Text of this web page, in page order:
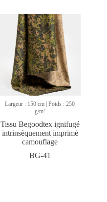
Largeur : 150 cm | Poids : 250
g/m²
Tissu Begoodtex ignifugé
intrinsèquement imprimé
camouflage
BG-41